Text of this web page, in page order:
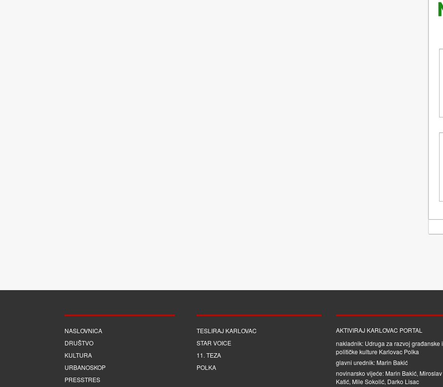
NASLOVNICA
DRUŠTVO
KULTURA
URBANOSKOP
PRESSTRES
TESLIRAJ KARLOVAC
STAR VOICE
11. TEZA
POLKA
AKTIVIRAJ KARLOVAC PORTAL
nakladnik: Udruga za razvoj građanske i
političke kulture Karlovac Polka
glavni urednik: Marin Bakić
novinarsko vijeće: Marin Bakić, Miroslav
Katić, Mile Sokolić, Darko Lisac